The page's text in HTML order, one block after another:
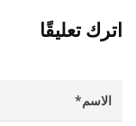
اترك تعليقًا